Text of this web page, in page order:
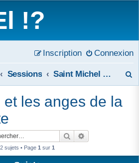
!?
Connexion
Inscription
Sessions Saint Michel et les anges de la Milice céleste
les anges de la
Rechercher
2 sujets • Page 1 sur 1